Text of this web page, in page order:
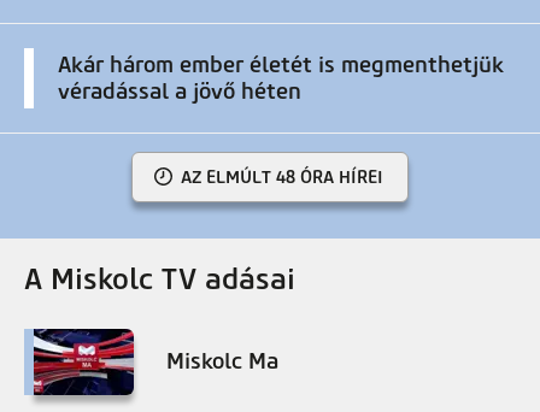
Akár három ember életét is megmenthetjük
véradással a jövő héten
AZ ELMÚLT 48 ÓRA HÍREI
A Miskolc TV adásai
Miskolc Ma